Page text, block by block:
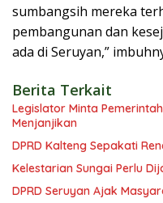
sumbangsih mereka
pembangunan dan
ada di Seruyan,”
Berita Terkait
Legislator Minta
Menjanjikan
DPRD Kalteng Sepakati
Kelestarian Sungai Perlu
DPRD Seruyan Ajak